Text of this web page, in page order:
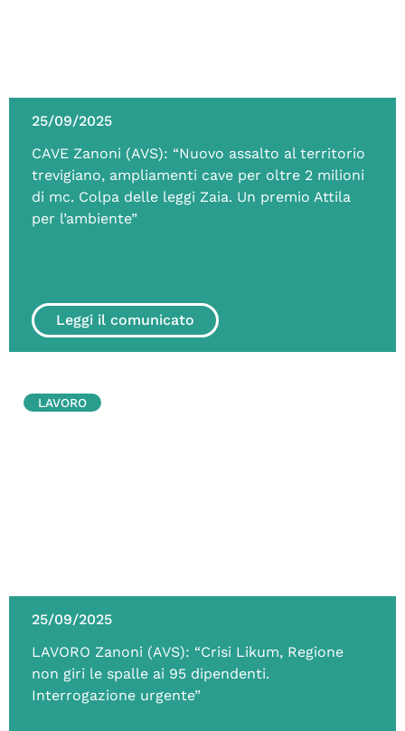
25/09/2025
CAVE Zanoni (AVS): “Nuovo assalto al territorio
trevigiano, ampliamenti cave per oltre 2 milioni
di mc. Colpa delle leggi Zaia. Un premio Attila
per l’ambiente”
Leggi il comunicato
25/09/2025
LAVORO Zanoni (AVS): “Crisi Likum, Regione
non giri le spalle ai 95 dipendenti.
Interrogazione urgente”
LAVORO